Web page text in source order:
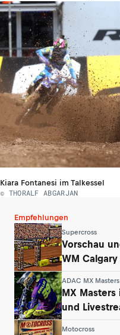
Kiara Fontanesi im Talkessel
© THORALF ABGARJAN
Empfehlungen
Supercross
Vorschau
WM
ADAC MX Masters
MX Masters
und
Motocross